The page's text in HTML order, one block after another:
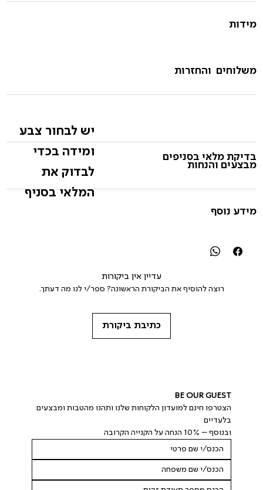
מידות
משלוחים והחזרות
יש לבחור צבע
ומידה בכדי
לבדוק את
המלאי בסניף
בדיקת מלאי בסניפים
מבצעים והנחות
מידע נוסף
עדיין אין ביקורות
רוצה להוסיף את הביקורת הראשונה? ספר/י לנו מה דעתך.
כתיבת ביקורת
BE OUR GUEST
הצטרפו חינם למועדון הלקוחות שלנו ותהנו מהטבות ומבצעים
בלעדיים
ובנוסף – 10% הנחה על הקנייה הקרובה